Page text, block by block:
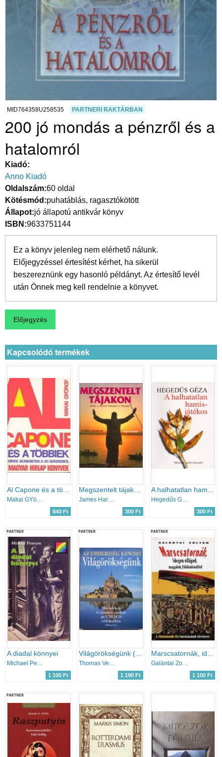
MID764358U258535 PARTNERI RAKTÁRBAN
200 jó mondás a pénzről és a
hatalomról
Kiadó
Anno Kiadó
Oldalszám 60 oldal
Kötésmód puhatáblás, ragasztókötött
Állapot jó állapotú antikvár könyv
ISBN 9633751144
Ez a könyv jelenleg nem elérhető nálunk.
Előjegyzéssel értesítést kérhet, ha sikerül
beszereznünk egy hasonló példányt. Az értesítő levél
után Önnek meg kell rendelnie a könyvet.
Kapcsolódó termékek
Al Capone és a többiek - Híres bűnesetek a 20. századból
Makai GYörgy
840 Ft
Megszentelt tájakon - Ahol a Menny összeér a Földdel
James Harpur
300 Ft
A halhatatlan hamisjátékos
Hegedűs Géza
300 Ft
PARTNER
A diadal könnyei
Michael Pearson
1 100 Ft
PARTNER
Thomas Veser
1 190 Ft
PARTNER
Galántai Zoltán
1 100 Ft
PARTNER